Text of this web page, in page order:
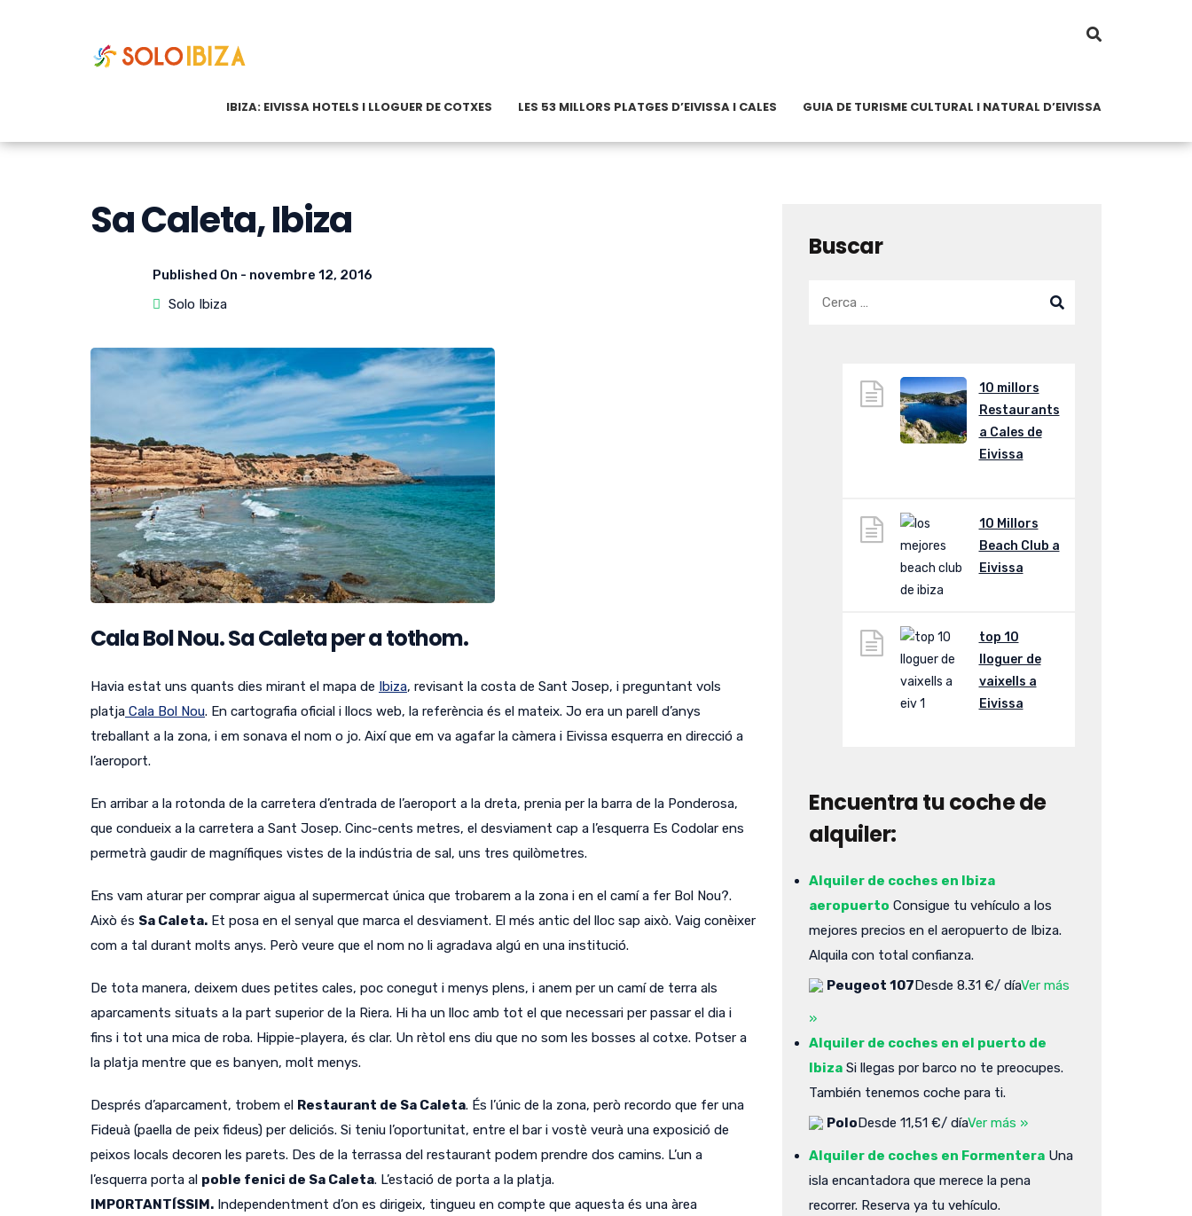
IBIZA: EIVISSA HOTELS I LLOGUER DE COTXES LES 53 MILLORS PLATGES D’EIVISSA I CALES GUIA DE TURISME CULTURAL I NATURAL D’EIVISSA
Sa Caleta, Ibiza
Published On - novembre 12, 2016
Solo Ibiza
Cala Bol Nou.Sa Caleta per a tothom.
Havia estat uns quants dies mirant el mapa de Ibiza, revisant la costa de Sant Josep, i preguntant vols
platja Cala Bol Nou. En cartografia oficial i llocs web, la referència és el mateix. Jo era un parell d’anys
treballant a la zona, i em sonava el nom o jo. Així que em va agafar la càmera i Eivissa esquerra en direcció a
l’aeroport.
En arribar a la rotonda de la carretera d’entrada de l’aeroport a la dreta, prenia per la barra de la Ponderosa,
que condueix a la carretera a Sant Josep. Cinc-cents metres, el desviament cap a l’esquerra Es Codolar ens
permetrà gaudir de magnífiques vistes de la indústria de sal, uns tres quilòmetres.
Ens vam aturar per comprar aigua al supermercat única que trobarem a la zona i en el camí a fer Bol Nou?.
Això és Sa Caleta. Et posa en el senyal que marca el desviament. El més antic del lloc sap això. Vaig conèixer
com a tal durant molts anys. Però veure que el nom no li agradava algú en una institució.
De tota manera, deixem dues petites cales, poc conegut i menys plens, i anem per un camí de terra als
aparcaments situats a la part superior de la Riera. Hi ha un lloc amb tot el que necessari per passar el dia i
fins i tot una mica de roba. Hippie-playera, és clar. Un rètol ens diu que no som les bosses al cotxe. Potser a
la platja mentre que es banyen, molt menys.
Després d’aparcament, trobem el Restaurant de Sa Caleta. És l’únic de la zona, però recordo que fer una
Fideuà (paella de peix fideus) per deliciós. Si teniu l’oportunitat, entre el bar i vostè veurà una exposició de
peixos locals decoren les parets. Des de la terrassa del restaurant podem prendre dos camins. L’un a
l’esquerra porta al poble fenici de Sa Caleta. L’estació de porta a la platja.
IMPORTANTÍSSIM. Independentment d’on es dirigeix, tingueu en compte que aquesta és una àrea
Buscar
10 millors
Restaurants
a Cales de
Eivissa
10 Millors
Beach Club a
Eivissa
top 10
lloguer de
vaixells a
Eivissa
Encuentra tu coche de
alquiler:
Alquiler de coches en Ibiza
aeropuerto Consigue tu vehículo a los
mejores precios en el aeropuerto de Ibiza.
Alquila con total confianza.
Peugeot 107Desde 8.31 €/ díaVer más
»
Alquiler de coches en el puerto de
Ibiza Si llegas por barco no te preocupes.
También tenemos coche para ti.
PoloDesde 11,51 €/ díaVer más »
Alquiler de coches en Formentera Una
isla encantadora que merece la pena
recorrer. Reserva ya tu vehículo.